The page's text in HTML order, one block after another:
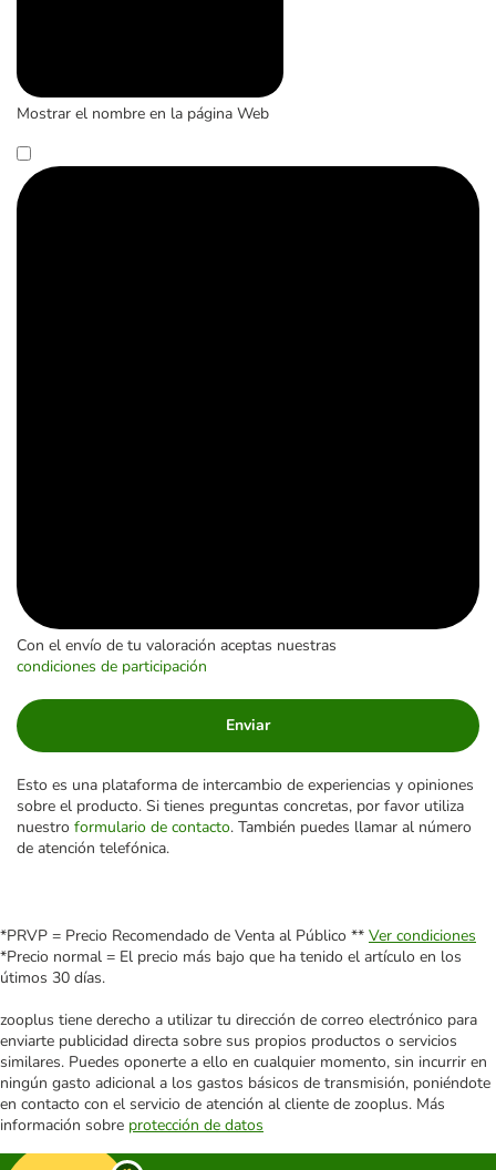
Mostrar el nombre en la página Web
Con el envío de tu valoración aceptas nuestras
condiciones de participación
Enviar
Esto es una plataforma de intercambio de experiencias y opiniones
sobre el producto. Si tienes preguntas concretas, por favor utiliza
nuestro formulario de contacto. También puedes llamar al número
de atención telefónica.
*PRVP = Precio Recomendado de Venta al Público ** Ver condiciones
*Precio normal = El precio más bajo que ha tenido el artículo en los
útimos 30 días.
zooplus tiene derecho a utilizar tu dirección de correo electrónico para
enviarte publicidad directa sobre sus propios productos o servicios
similares. Puedes oponerte a ello en cualquier momento, sin incurrir en
ningún gasto adicional a los gastos básicos de transmisión, poniéndote
en contacto con el servicio de atención al cliente de zooplus. Más
información sobre protección de datos